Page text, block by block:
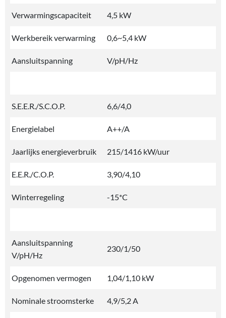
Verwarmingscapaciteit 4,5 kW
Werkbereik verwarming 0,6~5,4 kW
Aansluitspanning V/pH/Hz
S.E.E.R./S.C.O.P. 6,6/4,0
Energielabel A++/A
Jaarlijks energieverbruik 215/1416 kW/uur
E.E.R./C.O.P. 3,90/4,10
Winterregeling -15*C
Aansluitspanning
V/pH/Hz
230/1/50
Opgenomen vermogen 1,04/1,10 kW
Nominale stroomsterke 4,9/5,2 A